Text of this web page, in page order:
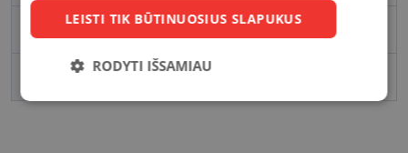
Pakuotė
LEISTI TIK BŪTINUOSIUS SLAPUKUS
RODYTI IŠSAMIAU
Būtinieji
Statistikos
Rinkodaros